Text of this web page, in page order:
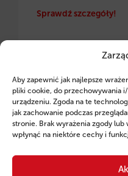
Aby zapewnić jak najlepsze
pliki cookie, do przechowywania
urządzeniu. Zgoda na te
jak zachowanie podczas
stronie. Brak wyrażenia zgody
wpłynąć na niektóre cechy i
Sprawdź szczegóły!
Termomodernizacja
Inwestycje